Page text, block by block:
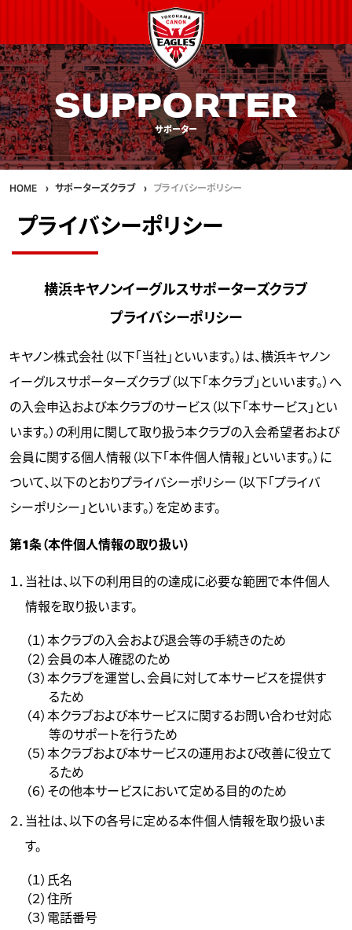
SUPPORTER
サポーター
HOME サポーターズクラブ プライバシーポリシー
プライバシーポリシー
横浜キヤノンイーグルスサポーターズクラブ
プライバシーポリシー
キヤノン株式会社（以下「当社」といいます。）は、横浜キヤノン
イーグルスサポーターズクラブ（以下「本クラブ」といいます。）へ
の入会申込および本クラブのサービス（以下「本サービス」とい
います。）の利用に関して取り扱う本クラブの入会希望者および
会員に関する個人情報（以下「本件個人情報」といいます。）に
ついて、以下のとおりプライバシーポリシー（以下「プライバ
シーポリシー」といいます。）を定めます。
第1条（本件個人情報の取り扱い）
１．当社は、以下の利用目的の達成に必要な範囲で本件個人
情報を取り扱います。
（１）本クラブの入会および退会等の手続きのため
（２）会員の本人確認のため
（３）本クラブを運営し、会員に対して本サービスを提供す
るため
（４）本クラブおよび本サービスに関するお問い合わせ対応
等のサポートを行うため
（５）本クラブおよび本サービスの運用および改善に役立て
るため
（６）その他本サービスにおいて定める目的のため
２．当社は、以下の各号に定める本件個人情報を取り扱いま
す。
（１）氏名
（２）住所
（３）電話番号